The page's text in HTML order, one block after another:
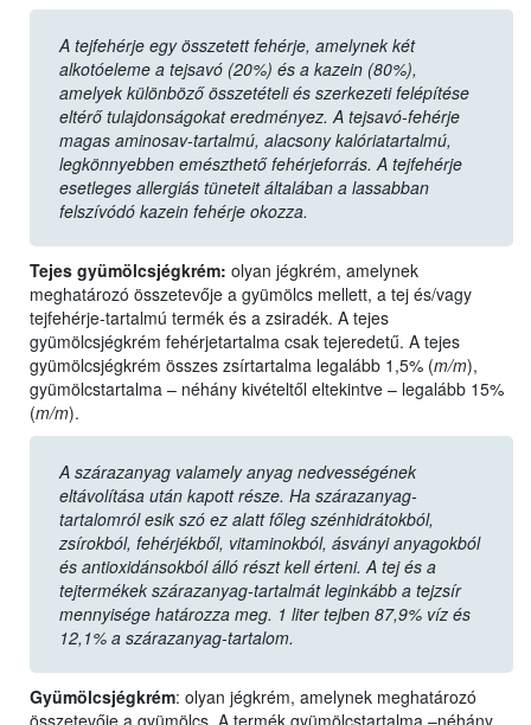
A tejfehérje egy összetett fehérje, amelynek két
alkotóeleme a tejsavó (20%) és a kazein (80%),
amelyek különböző összetételi és szerkezeti felépítése
eltérő tulajdonságokat eredményez. A tejsavó-fehérje
magas aminosav-tartalmú, alacsony kalóriatartalmú,
legkönnyebben emészthető fehérjeforrás. A tejfehérje
esetleges allergiás tüneteit általában a lassabban
felszívódó kazein fehérje okozza.
Tejes gyümölcsjégkrém: olyan jégkrém, amelynek
meghatározó összetevője a gyümölcs mellett, a tej és/vagy
tejfehérje-tartalmú termék és a zsiradék. A tejes
gyümölcsjégkrém fehérjetartalma csak tejeredetű. A tejes
gyümölcsjégkrém összes zsírtartalma legalább 1,5% (m/m),
gyümölcstartalma – néhány kivételtől eltekintve – legalább 15%
(m/m).
A szárazanyag valamely anyag nedvességének
eltávolítása után kapott része. Ha szárazanyag-
tartalomról esik szó ez alatt főleg szénhidrátokból,
zsírokból, fehérjékből, vitaminokból, ásványi anyagokból
és antioxidánsokból álló részt kell érteni. A tej és a
tejtermékek szárazanyag-tartalmát leginkább a tejzsír
mennyisége határozza meg. 1 liter tejben 87,9% víz és
12,1% a szárazanyag-tartalom.
Gyümölcsjégkrém: olyan jégkrém, amelynek meghatározó